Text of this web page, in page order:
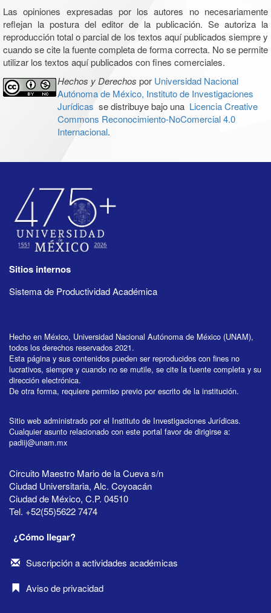
Las opiniones expresadas por los autores no necesariamente
reflejan la postura del editor de la publicación. Se autoriza la
reproducción total o parcial de los textos aquí publicados siempre y
cuando se cite la fuente completa de forma correcta. No se permite
utilizar los textos aquí publicados con fines comerciales.
Hechos y Derechos por Universidad Nacional
Autónoma de México, Instituto de Investigaciones
Jurídicas se distribuye bajo una Licencia Creative
Commons Reconocimiento-NoComercial 4.0
Internacional.
Sitios internos
Sistema de Productividad Académica
Hecho en México, Universidad Nacional Autónoma de México (UNAM),
todos los derechos reservados 2021.
Esta página y sus contenidos pueden ser reproducidos con fines no
lucrativos, siempre y cuando no se mutile, se cite la fuente completa y su
dirección electrónica.
De otra forma, requiere permiso previo por escrito de la institución.
Sitio web administrado por el Instituto de Investigaciones Jurídicas.
Cualquier asunto relacionado con este portal favor de dirigirse a:
padiij@unam.mx
Circuito Maestro Mario de la Cueva s/n
Ciudad Universitaria, Alc. Coyoacán
Ciudad de México, C.P. 04510
Tel. +52(55)5622 7474
¿Cómo llegar?
Suscripción a actividades académicas
Aviso de privacidad